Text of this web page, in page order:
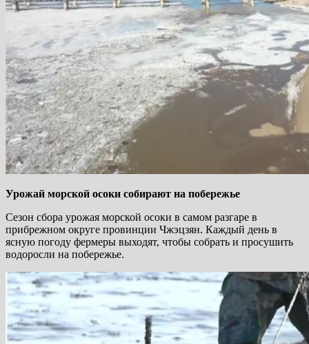
Урожай морской осоки собирают на побережье
Сезон сбора урожая морской осоки в самом разгаре в
прибрежном округе провинции Чжэцзян. Каждый день в
ясную погоду фермеры выходят, чтобы собрать и просушить
водоросли на побережье.